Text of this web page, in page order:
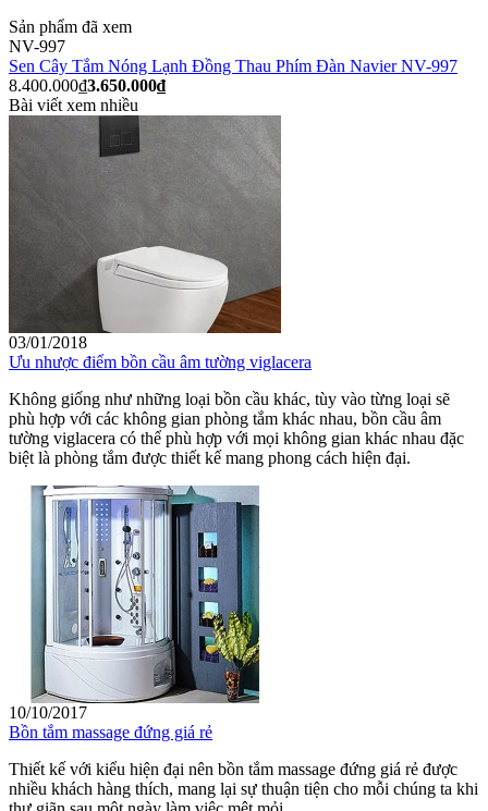
Sản phẩm đã xem
NV-997
Sen Cây Tắm Nóng Lạnh Đồng Thau Phím Đàn Navier NV-997
8.400.000₫3.650.000₫
Bài viết xem nhiều
03/01/2018
Ưu nhược điểm bồn cầu âm tường viglacera
Không giống như những loại bồn cầu khác, tùy vào từng loại sẽ
phù hợp với các không gian phòng tắm khác nhau, bồn cầu âm
tường viglacera có thể phù hợp với mọi không gian khác nhau đặc
biệt là phòng tắm được thiết kế mang phong cách hiện đại.
10/10/2017
Bồn tắm massage đứng giá rẻ
Thiết kế với kiểu hiện đại nên bồn tắm massage đứng giá rẻ được
nhiều khách hàng thích, mang lại sự thuận tiện cho mỗi chúng ta khi